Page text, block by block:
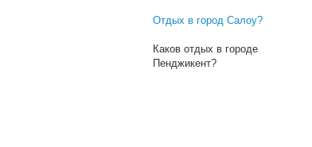
Отдых в город Салоу?
Каков отдых в городе
Пенджикент?